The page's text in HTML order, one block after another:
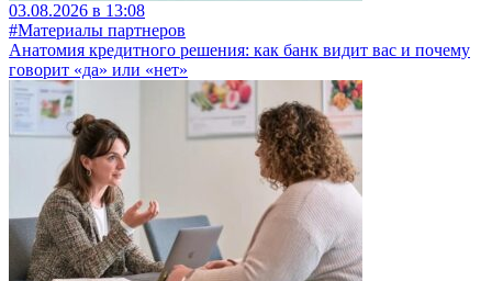
03.08.2026 в 13:08
#Материалы партнеров
Анатомия кредитного решения: как банк видит вас и почему
говорит «да» или «нет»